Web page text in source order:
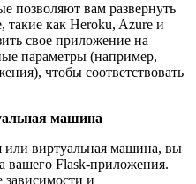
позволяют вам развернуть
такие как Heroku, Azure и
свое приложение на
параметры (например,
чтобы соответствовать
машина
или виртуальная машина, вы
вашего Flask-приложения.
зависимости и